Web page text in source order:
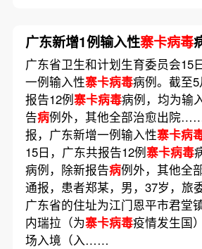
广东新增1例输入性寨卡病毒
广东省卫生和计划生育委员会15
一例输入性寨卡病毒病例。截至
报告12例寨卡病毒病例，均为输
告病例外，其他全部治愈出院
报，广东新增一例输入性寨卡病
15日，广东共报告12例寨卡病毒
病例，除新报告病例外，其他全
通报，患者郑某，男，37岁，旅
广东省的住址为江门恩平市君堂
内瑞拉（为寨卡病毒疫情发生国
场入境（入……